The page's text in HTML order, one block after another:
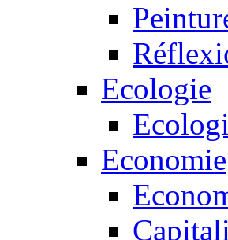
Ecologie
Economie